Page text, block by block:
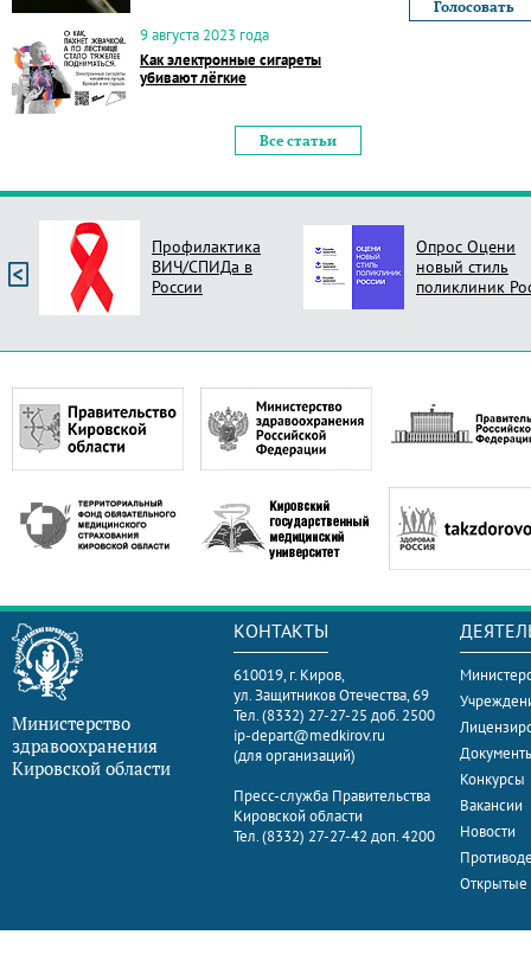
9 августа 2023 года
Как электронные сигареты
убивают лёгкие
Все статьи
Профилактика
ВИЧ/СПИДа в
России
Опрос Оцени
новый стиль
поликлиник
Министерство
здравоохранения
Кировской области
КОНТАКТЫ
610019, г. Киров,
ул. Защитников Отечества, 69
Тел. (8332) 27-27-25 доб. 2500
ip-depart@medkirov.ru
(для организаций)
Пресс-служба Правительства
Кировской области
Тел. (8332) 27-27-42 доп. 4200
Конкурсы
Вакансии
Новости